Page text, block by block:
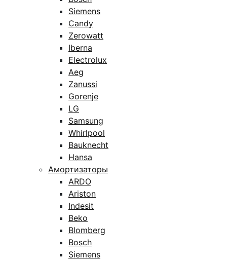
Siemens
Candy
Zerowatt
Iberna
Electrolux
Aeg
Zanussi
Gorenje
LG
Samsung
Whirlpool
Bauknecht
Hansa
Амортизаторы
ARDO
Ariston
Indesit
Beko
Blomberg
Bosch
Siemens